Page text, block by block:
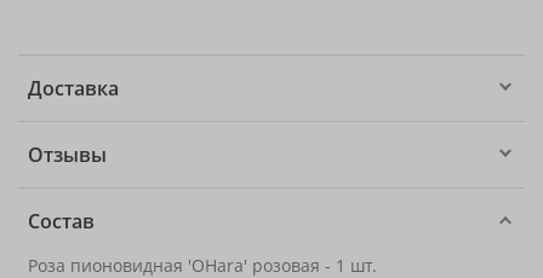
Доставка
Отзывы
Состав
Роза пионовидная 'OHara' розовая - 1 шт.